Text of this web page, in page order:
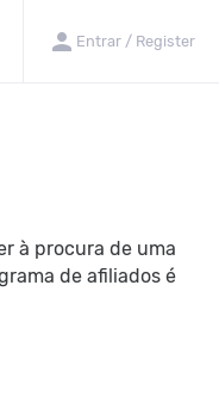
person Entrar / Register
à procura de uma
de afiliados é